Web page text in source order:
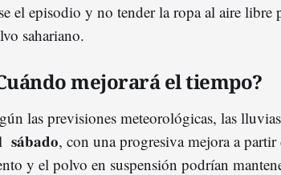
el episodio y no tender la ropa al aire libre
sahariano.
mejorará el tiempo?
las previsiones meteorológicas, las
sábado, con una progresiva mejora a
y el polvo en suspensión podrían